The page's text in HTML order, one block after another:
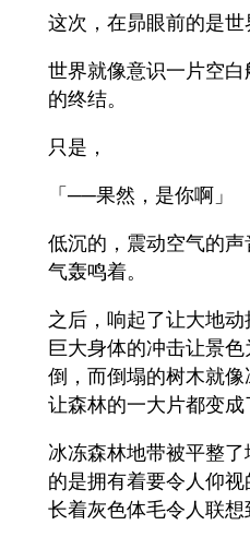
这次，在昴眼前的是世
世界就像意识一片空
的终结。
只是，
「──果然，是你啊」
低沉的，震动空气的
气轰鸣着。
之后，响起了让大地
巨大身体的冲击让景
倒，而倒塌的树木就
让森林的一大片都变成
冰冻森林地带被平整
的是拥有着要令人仰
长着灰色体毛令人联想